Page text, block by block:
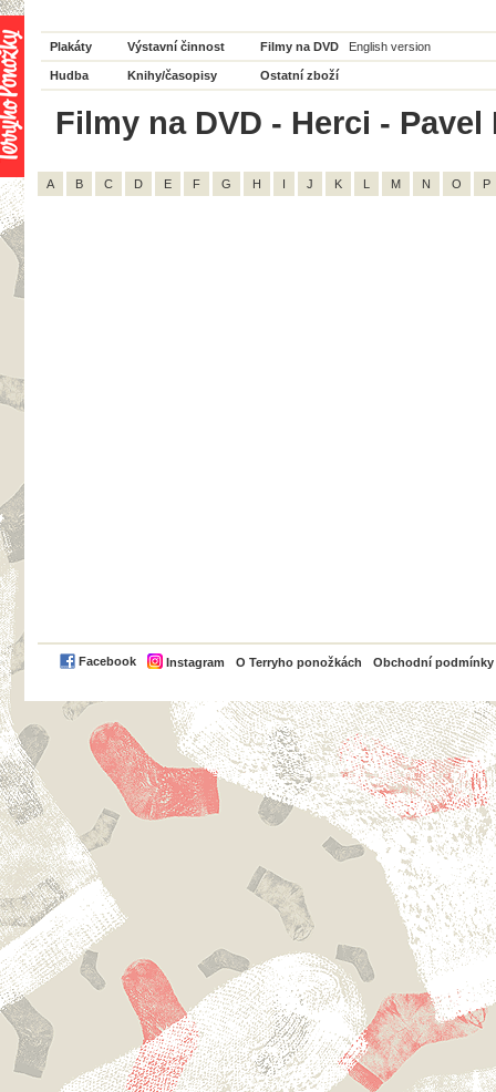
Plakáty Výstavní činnost Filmy na DVD English version
Hudba Knihy/časopisy Ostatní zboží
Filmy na DVD - Herci -
A B C D E F G H I J K L M N O P
Facebook Instagram O Terryho ponožkách Obchodní podmínky
PayPal